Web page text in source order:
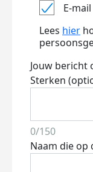
E-mail
Lees hier
Jouw bericht
Sterken
0/150
Naam die op